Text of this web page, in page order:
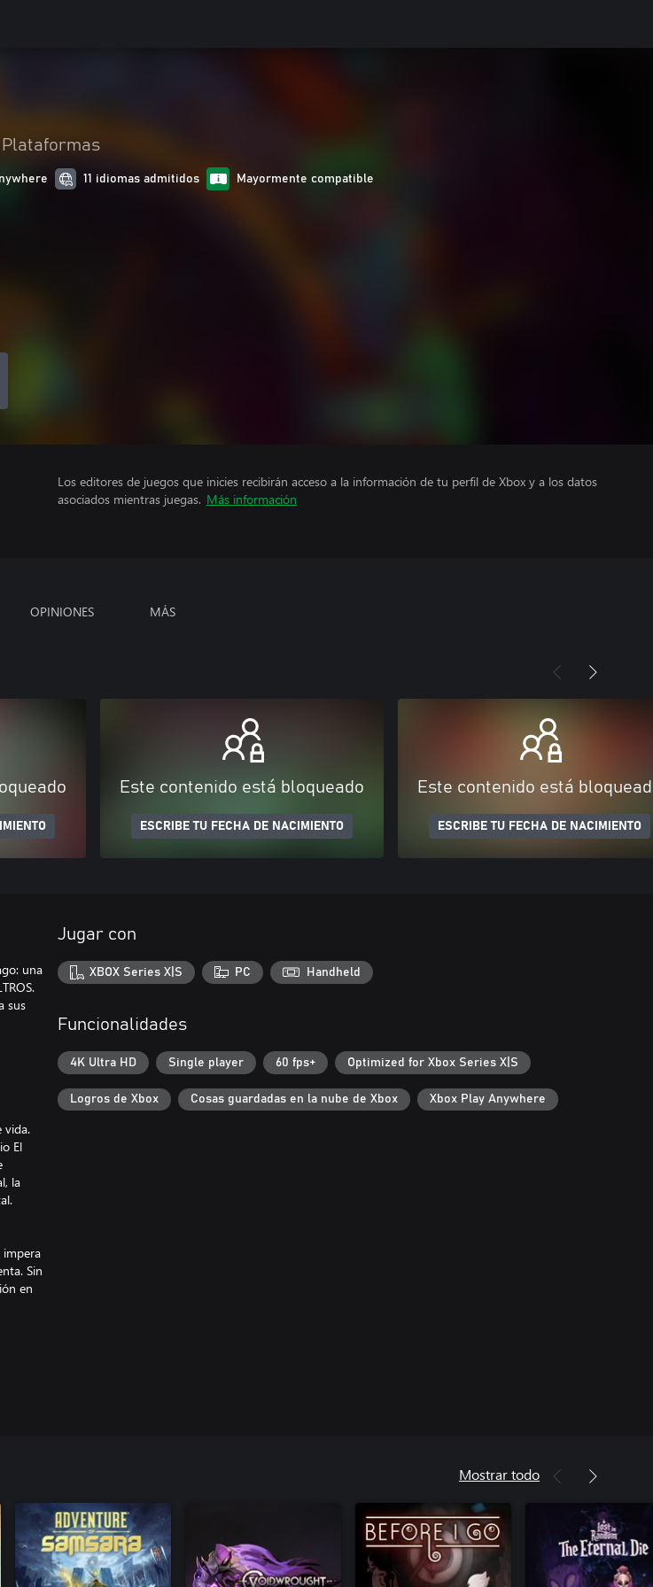
Plataformas
11 idiomas admitidos Mayormente compatible
Los editores de juegos que inicies recibirán acceso a la información de tu perfil de Xbox y a los datos
asociados mientras juegas. Más información
OPINIONES MÁS
Este contenido está bloqueado
ESCRIBE TU FECHA DE NACIMIENTO
Este contenido está
ESCRIBE TU FECHA DE NACIMIENTO
una
sus
vida.
El
la
impera
Sin
en
y
Jugar con
XBOX Series X|S PC Handheld
Funcionalidades
4K Ultra HD Single player 60 fps+ Optimized for Xbox Series X|S
Logros de Xbox Cosas guardadas en la nube de Xbox Xbox Play Anywhere
Mostrar todo